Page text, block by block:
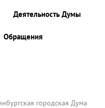
Деятельность Думы
Обращения
городская Дума